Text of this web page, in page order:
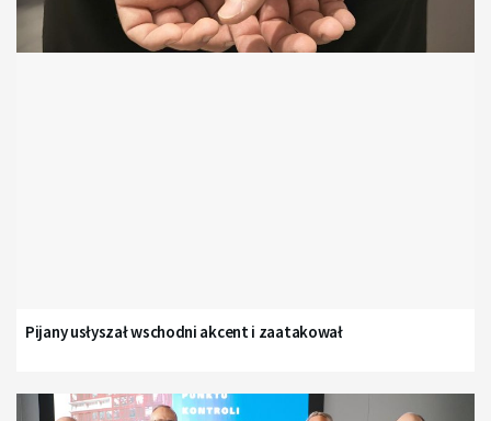
Pijany usłyszał wschodni akcent i zaatakował